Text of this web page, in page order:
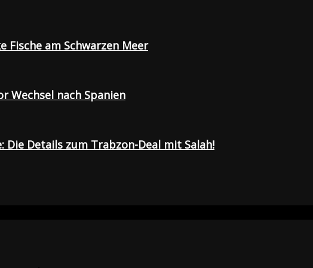
Fische am Schwarzen Meer
Wechsel nach Spanien
Details zum Trabzon-Deal mit Salah!